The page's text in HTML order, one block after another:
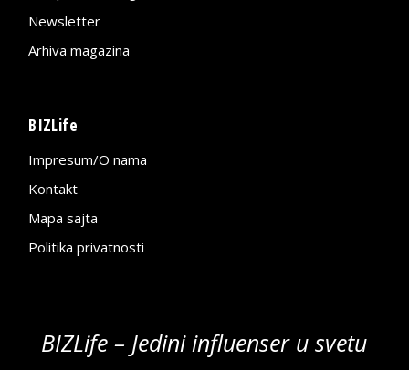
Newsletter
Arhiva magazina
BIZLife
Impresum/O nama
Kontakt
Mapa sajta
Politika privatnosti
BIZLife – Jedini influenser u svetu